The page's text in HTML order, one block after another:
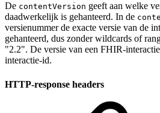
De contentVersion geeft aan welke
daadwerkelijk is gehanteerd. In de
versienummer de exacte versie van de
gehanteerd, dus zonder wildcards of
"2.2". De versie van een FHIR-
interactie-id.
HTTP-response headers